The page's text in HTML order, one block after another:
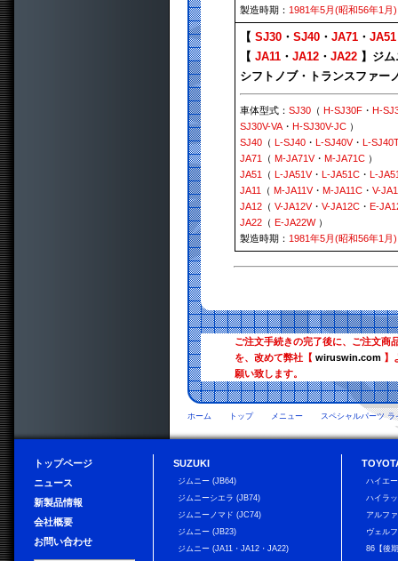
製造時期： 1981年5月(昭和56年1月)
【 SJ30・ SJ40・ JA71・ JA51
【 JA11・ JA12・ JA22】ジム
シフトノブ・トランスファー
車体型式： SJ30（ H-SJ30F・ H-
SJ30V-VA・ H-SJ30V-JC）
SJ40（ L-SJ40・ L-SJ40V・ L-
JA71
（ M-JA71V・ M-JA71C）
JA51
（ L-JA51V・ L-JA51C・ L-
JA11
（ M-JA11V・ M-JA11C・ V-
JA12（ V-JA12V・ V-JA12C・ E-
JA22（ E-JA22W）
製造時期： 1981年5月(昭和56年1月)
ご注文手続きの完了後に、ご注文商
を、改めて弊社【 wiruswin.com】
願い致します。
ホーム トップ メニュー スペシャルパーツ ラ
トップページ
ニュース
新製品情報
会社概要
お問い合わせ
SUZUKI
ジムニー (JB64)
ジムニーシエラ (JB74)
ジムニーノマド (JC74)
ジムニー (JB23)
ジムニー (JA11・JA12・JA22)
ハイエ
ハイラ
アルフ
ヴェル
86【後